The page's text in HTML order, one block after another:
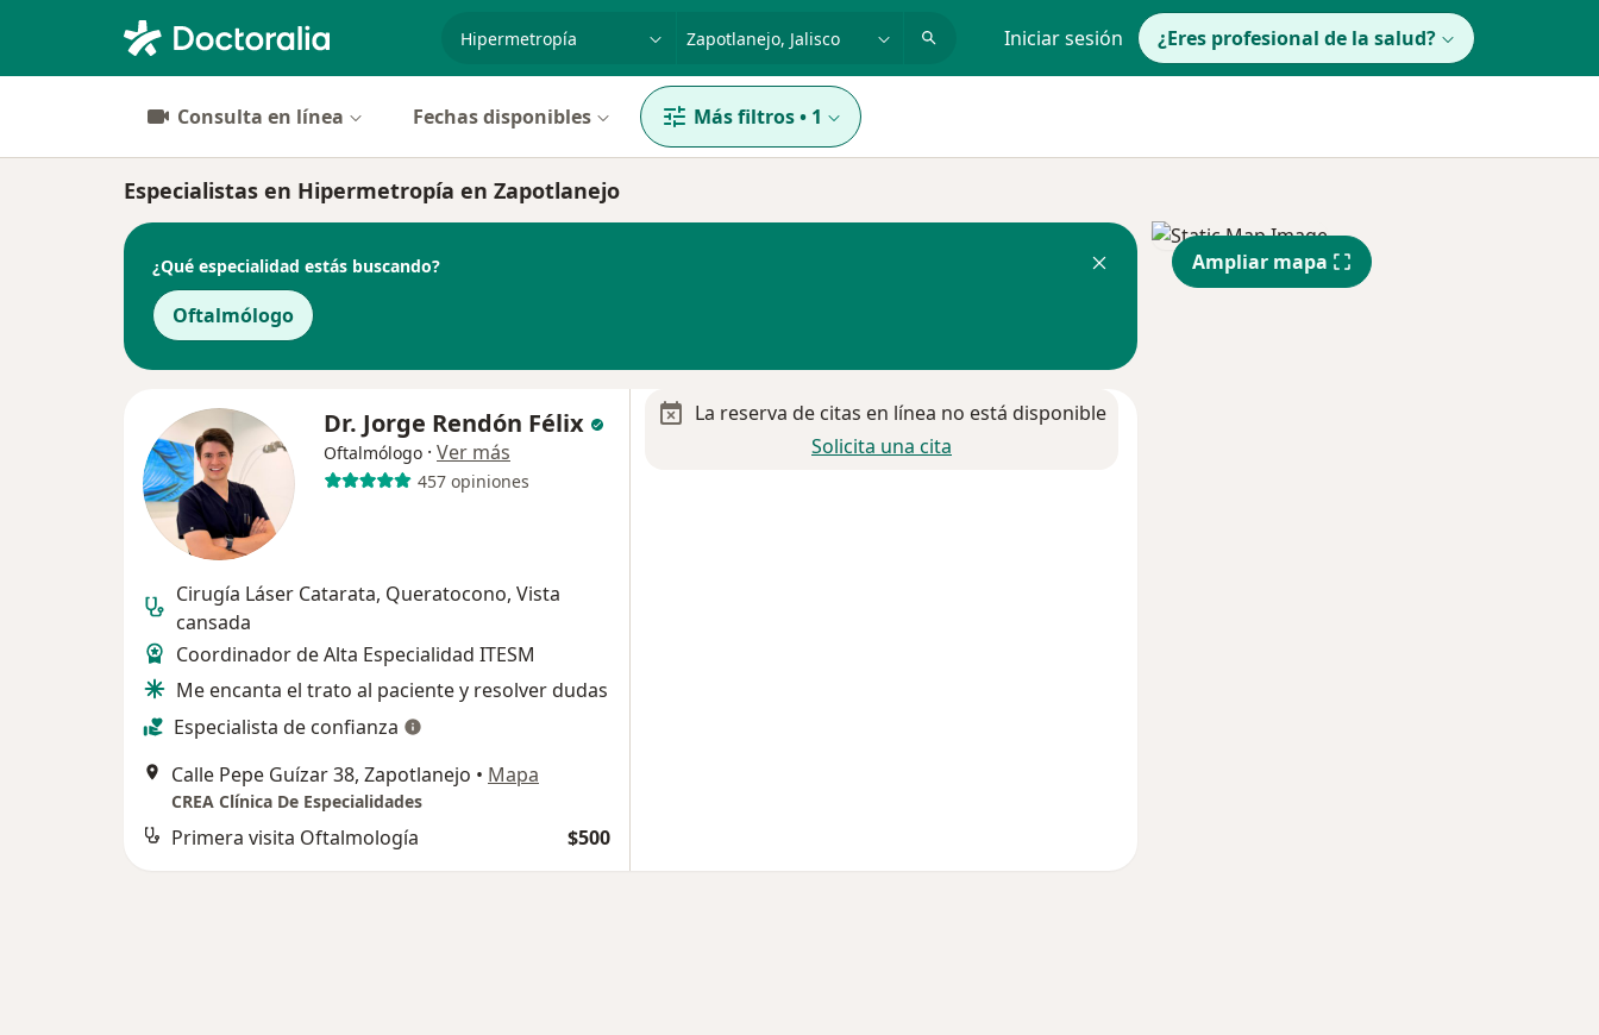
especialidad, enfermedad o nombre Iniciar sesión ¿Eres profesional de la salud?
Consulta en línea Fechas disponibles Más filtros• 1
Especialistas en Hipermetropía en Zapotlanejo
¿Qué especialidad estás buscando?
Oftalmólogo
Dr. Jorge Rendón Félix
Oftalmólogo · Ver más
457 opiniones
Cirugía Láser Catarata, Queratocono, Vista
cansada
Coordinador de Alta Especialidad ITESM
Me encanta el trato al paciente y resolver dudas
Especialista de confianza
Calle Pepe Guízar 38, Zapotlanejo • Mapa
CREA Clínica De Especialidades
Primera visita Oftalmología $500
La reserva de citas en línea no está disponible
Solicita una cita
Ampliar mapa